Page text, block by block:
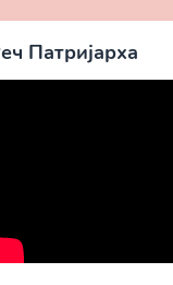
Патријарха